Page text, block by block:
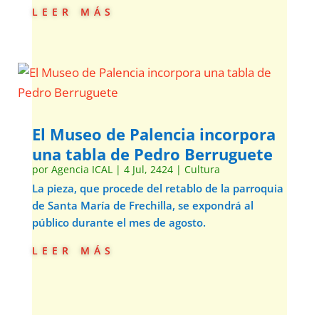
leer más
El Museo de Palencia incorpora
una tabla de Pedro Berruguete
por Agencia ICAL| 4 Jul, 2424| Cultura
La pieza, que procede del retablo de la parroquia
de Santa María de Frechilla, se expondrá al
público durante el mes de agosto.
leer más